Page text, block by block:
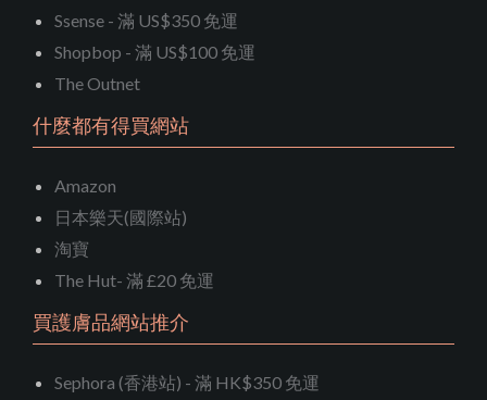
Ssense - 滿 US$350 免運
Shopbop - 滿 US$100 免運
The Outnet
什麼都有得買網站
Amazon
日本樂天(國際站)
淘寶
The Hut- 滿 £20 免運
買護膚品網站推介
Sephora (香港站) - 滿 HK$350 免運